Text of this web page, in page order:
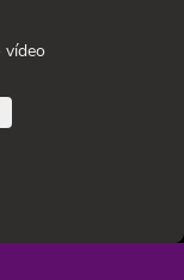
vídeo